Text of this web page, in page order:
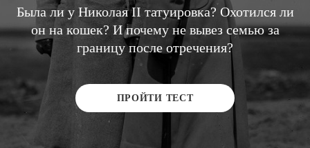
Была ли у Николая II татуировка? Охотился ли
он на кошек? И почему не вывез семью за
границу после отречения?
ПРОЙТИ ТЕСТ